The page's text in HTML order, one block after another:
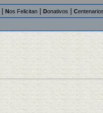
Nos Felicitan Donativos Centenarios